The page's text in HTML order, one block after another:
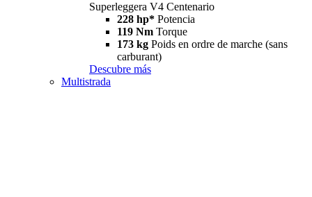
Superleggera V4 Centenario
228 hp* Potencia
119 Nm Torque
173 kg Poids en ordre de marche (sans
carburant)
Descubre más
Multistrada